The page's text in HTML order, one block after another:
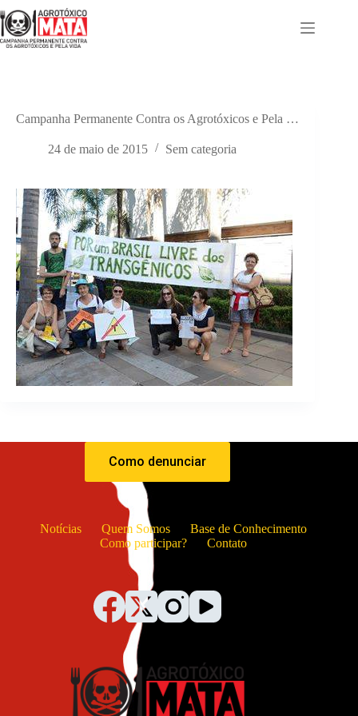
para
o
conteúdo
Campanha Permanente Contra os Agrotóxicos e Pela …
24 de maio de 2015 Sem categoria
Como denunciar
Notícias Quem Somos
Base de Conhecimento
Como participar?
Contato